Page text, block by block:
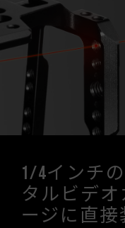
1/4インチ
タルビデ
ージに直接